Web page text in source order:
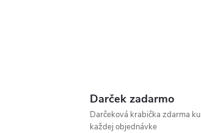
Darček zadarmo
Darčeková krabička zdarma ku
každej objednávke